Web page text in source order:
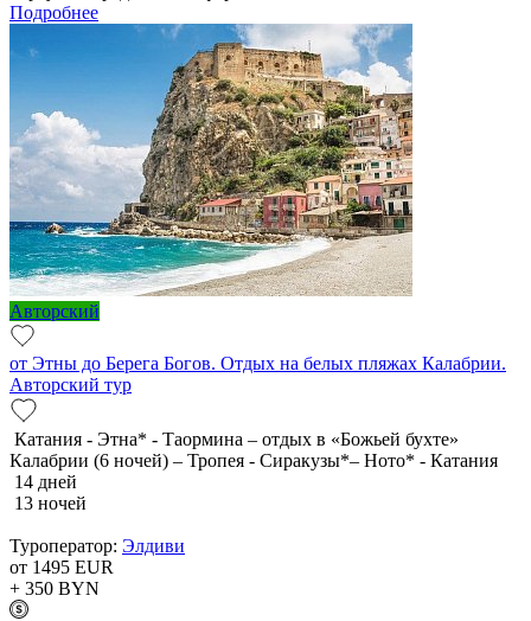
Подробнее
Авторский
от Этны до Берега Богов. Отдых на белых пляжах Калабрии.
Авторский тур
Катания - Этна* - Таормина – отдых в «Божьей бухте»
Калабрии (6 ночей) – Тропея - Сиракузы*– Ното* - Катания
14 дней
13 ночей
Туроператор: Элдиви
от 1495 EUR
+ 350 BYN